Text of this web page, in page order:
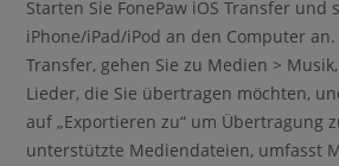
Starten Sie FonePaw iOS Transfer und
iPhone/iPad/iPod an den Computer an.
Transfer, gehen Sie zu Medien >
Lieder, die Sie übertragen möchten,
auf „Exportieren zu“ um Übertragung
unterstützte Mediendateien, umfasst